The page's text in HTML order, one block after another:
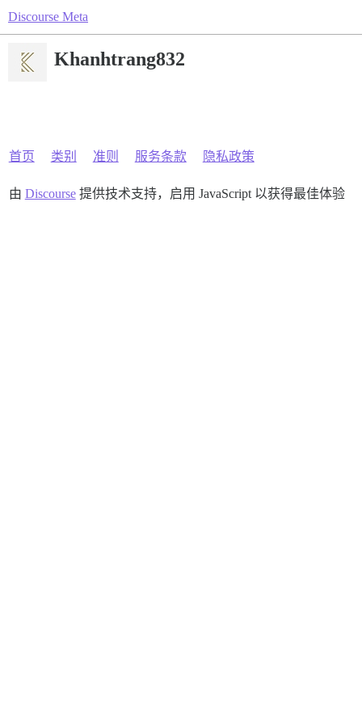
Discourse Meta
Khanhtrang832
首页 类别 准则 服务条款 隐私政策
由 Discourse提供技术支持，启用 JavaScript 以获得最佳体验